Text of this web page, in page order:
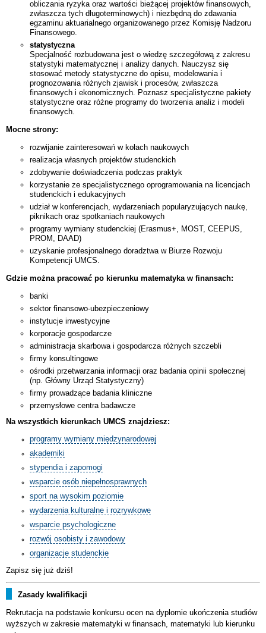
obliczania ryzyka oraz wartości bieżącej projektów finansowych,
zwłaszcza tych długoterminowych) i niezbędną do zdawania
egzaminu aktuarialnego organizowanego przez Komisję Nadzoru
Finansowego.
statystyczna
Specjalność rozbudowana jest o wiedzę szczegółową z zakresu
statystyki matematycznej i analizy danych. Nauczysz się
stosować metody statystyczne do opisu, modelowania i
prognozowania różnych zjawisk i procesów, zwłaszcza
finansowych i ekonomicznych. Poznasz specjalistyczne pakiety
statystyczne oraz różne programy do tworzenia analiz i modeli
finansowych.
Mocne strony:
rozwijanie zainteresowań w kołach naukowych
realizacja własnych projektów studenckich
zdobywanie doświadczenia podczas praktyk
korzystanie ze specjalistycznego oprogramowania na licencjach
studenckich i edukacyjnych
udział w konferencjach, wydarzeniach popularyzujących naukę,
piknikach oraz spotkaniach naukowych
programy wymiany studenckiej (Erasmus+, MOST, CEEPUS,
PROM, DAAD)
uzyskanie profesjonalnego doradztwa w Biurze Rozwoju
Kompetencji UMCS.
Gdzie można pracować po kierunku matematyka w finansach:
banki
sektor finansowo-ubezpieczeniowy
instytucje inwestycyjne
korporacje gospodarcze
administracja skarbowa i gospodarcza różnych szczebli
firmy konsultingowe
ośrodki przetwarzania informacji oraz badania opinii społecznej
(np. Główny Urząd Statystyczny)
firmy prowadzące badania kliniczne
przemysłowe centra badawcze
Na wszystkich kierunkach UMCS znajdziesz:
programy wymiany międzynarodowej
akademiki
stypendia i zapomogi
wsparcie osób niepełnosprawnych
sport na wysokim poziomie
wydarzenia kulturalne i rozrywkowe
wsparcie psychologiczne
rozwój osobisty i zawodowy
organizacje studenckie
Zapisz się już dziś!
Zasady kwalifikacji
Rekrutacja na podstawie konkursu ocen na dyplomie ukończenia studiów
wyższych w zakresie matematyki w finansach, matematyki lub kierunku